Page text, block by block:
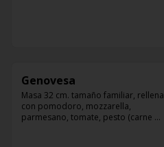
Genovesa
Masa 32 cm. tamaño familiar, rellena
con pomodoro, mozzarella,
parmesano, tomate, pesto (carne